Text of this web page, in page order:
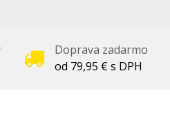
Doprava zadarmo
od 79,95 € s DPH